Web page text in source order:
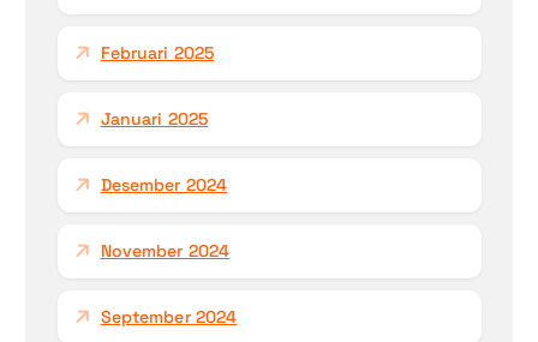
Februari 2025
Januari 2025
Desember 2024
November 2024
September 2024